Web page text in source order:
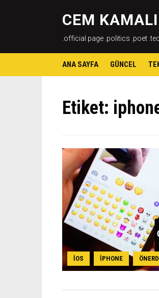
CEM KAMALI
.official page .politics .poet
ANA SAYFA GÜNCEL
Etiket:
IOS , IPHONE ,